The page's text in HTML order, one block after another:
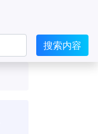
搜索内容